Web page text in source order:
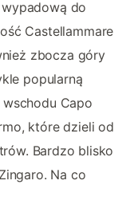
do
Castellammare
zbocza góry
popularną
Capo
które dzieli od
Bardzo blisko
Na co